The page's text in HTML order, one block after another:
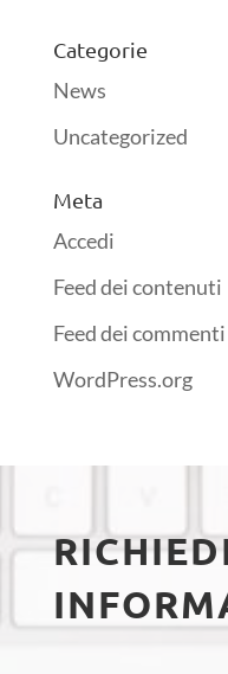
Categorie
News
Uncategorized
Meta
Accedi
Feed dei contenuti
Feed dei commenti
WordPress.org